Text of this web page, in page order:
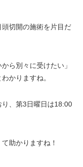
切開の施術を片目だ
ら別々に受けたい」
かりますね。
、第3日曜日は18:00
助かりますね！